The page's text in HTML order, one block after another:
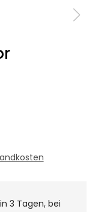
3 Tagen, bei